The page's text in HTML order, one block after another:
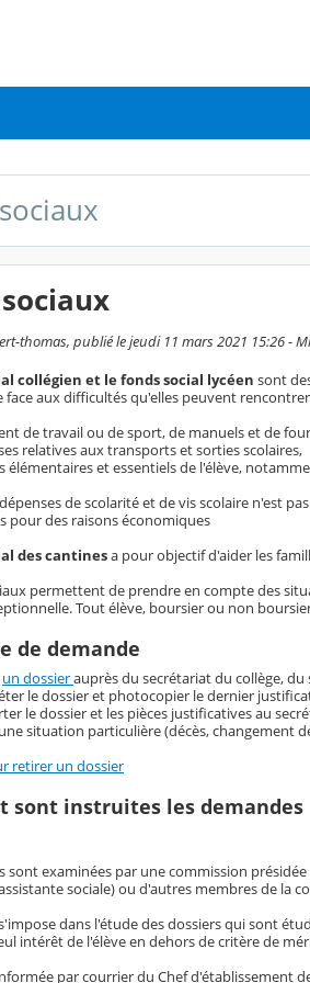
thomas, publié le jeudi 11 mars 2021 15:26 -
collégien et le fonds social lycéen sont
face aux difficultés qu'elles peuvent
de travail ou de sport, de manuels et de
relatives aux transports et sorties scolaires,
élémentaires et essentiels de l'élève,
de scolarité et de vis scolaire n'est
pour des raisons économiques
des cantinesa pour objectif d'aider les
permettent de prendre en compte des
Tout élève, boursier ou non
de demande
un dossierauprès du secrétariat du collège,
le dossier et photocopier le dernier
le dossier et les pièces justificatives au
situation particulière (décès, changement
retirer un dossier
sont instruites les demandes
sont examinées par une commission
sociale) ou d'autres membres de la
dans l'étude des dossiers qui sont
intérêt de l'élève en dehors de critère de
par courrier du Chef d'établissement